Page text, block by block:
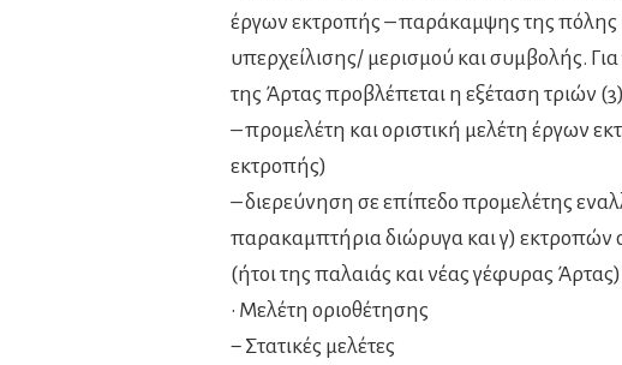
έργων εκτροπής – παράκαμψης της πόλης
υπερχείλισης/ μερισμού και συμβολής.
της Άρτας προβλέπεται η εξέταση τριών
– προμελέτη και οριστική μελέτη έργων
εκτροπής)
– διερεύνηση σε επίπεδο προμελέτης
παρακαμπτήρια διώρυγα και γ)
(ήτοι της παλαιάς και νέας γέφυρας Άρτας)
• Μελέτη οριοθέτησης
− Στατικές μελέτες